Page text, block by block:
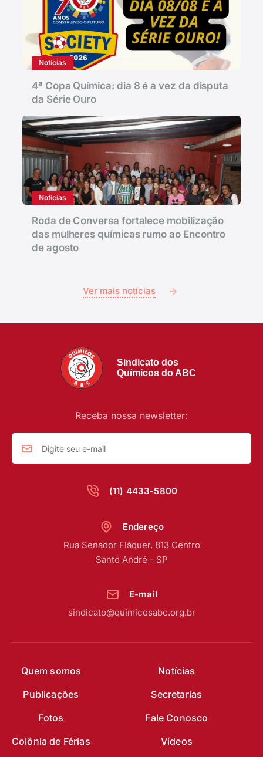
Notícias
4ª Copa Química: dia 8 é a vez da disputa
da Série Ouro
Notícias
Roda de Conversa fortalece mobilização
das mulheres químicas rumo ao Encontro
de agosto
Ver mais notícias
Sindicato dos
Químicos do ABC
(11) 4433-5800
Receba nossa newsletter:
Quem somos
Notícias
Publicações
Secretarias
Fotos
Fale Conosco
Colônia de Férias
Vídeos
Endereço
Rua Senador Fláquer, 813 Centro
Santo André - SP
E-mail
sindicato@quimicosabc.org.br